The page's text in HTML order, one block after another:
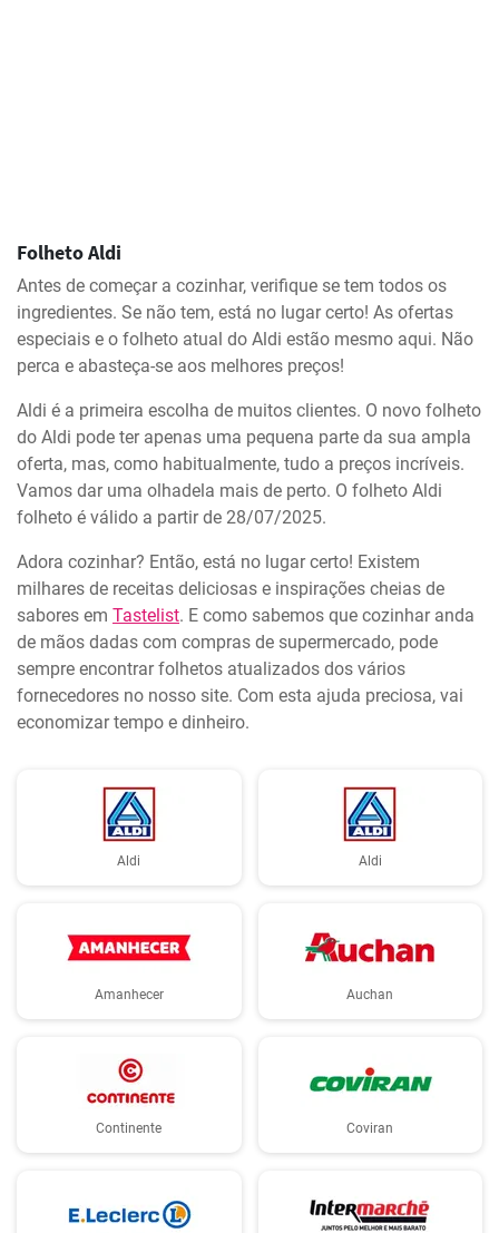
Folheto Aldi
Antes de começar a cozinhar, verifique se tem todos os
ingredientes. Se não tem, está no lugar certo! As ofertas
especiais e o folheto atual do Aldi estão mesmo aqui. Não
perca e abasteça-se aos melhores preços!
Aldi é a primeira escolha de muitos clientes. O novo folheto
do Aldi pode ter apenas uma pequena parte da sua ampla
oferta, mas, como habitualmente, tudo a preços incríveis.
Vamos dar uma olhadela mais de perto. O folheto Aldi
folheto é válido a partir de 28/07/2025.
Adora cozinhar? Então, está no lugar certo! Existem
milhares de receitas deliciosas e inspirações cheias de
sabores em Tastelist. E como sabemos que cozinhar anda
de mãos dadas com compras de supermercado, pode
sempre encontrar folhetos atualizados dos vários
fornecedores no nosso site. Com esta ajuda preciosa, vai
economizar tempo e dinheiro.
Aldi Aldi
Amanhecer Auchan
Continente Coviran